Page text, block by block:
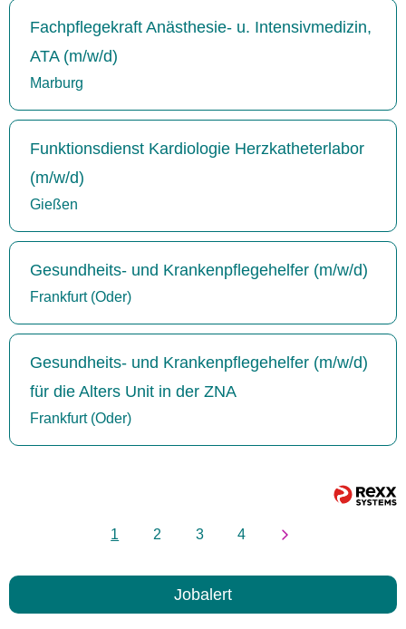
Fachpflegekraft Anästhesie- u. Intensivmedizin,
ATA (m/w/d)
Marburg
Funktionsdienst Kardiologie Herzkatheterlabor
(m/w/d)
Gießen
Gesundheits- und Krankenpflegehelfer (m/w/d)
Frankfurt (Oder)
Gesundheits- und Krankenpflegehelfer (m/w/d)
für die Alters Unit in der ZNA
Frankfurt (Oder)
1 2 3 4
Jobalert